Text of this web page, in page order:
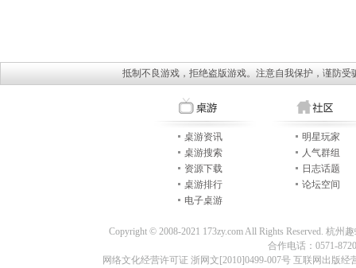
抵制不良游戏，拒绝盗版游戏。注意自我保护，谨防
桌游资讯
桌游搜索
资源下载
桌游排行
电子桌游
明星玩家
人气群组
日志话题
论坛空间
Copyright © 2008-2021 173zy.com All Rights Reserved. 杭
合作电话：0571-
网络文化经营许可证 浙网文[2010]0499-007号 互联网出版